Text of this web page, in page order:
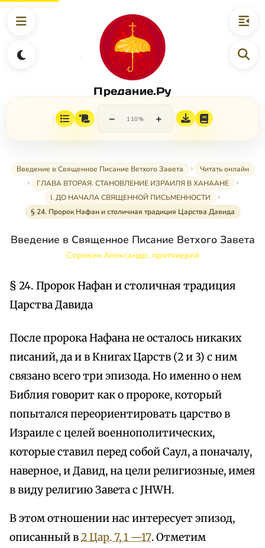
Предание.Ру
− 110% +
Введение в Священное Писание Ветхого Завета
Читать онлайн
ГЛАВА ВТОРАЯ. СТАНОВЛЕНИЕ ИЗРАИЛЯ В ХАНААНЕ
I. ДО НАЧАЛА СВЯЩЕННОЙ ПИСЬМЕННОСТИ
§ 24. Пророк Нафан и столичная традиция Царства Давида
Введение в Священное Писание Ветхого Завета
Сорокин Александр, протоиерей
§ 24. Пророк Нафан и столичная традиция
Царства Давида
После пророка Нафана не осталось никаких
писаний, да и в Книгах Царств (2 и 3) с ним
связано всего три эпизода. Но именно о нем
Библия говорит как о пророке, который
попытался переориентировать царство в
Израиле с целей военнополитических,
которые ставил перед собой Саул, а поначалу,
наверное, и Давид, на цели религиозные, имея
в виду религию Завета с JHWH.
В этом отношении нас интересует эпизод,
описанный в2 Цар. 7, 1 —17. Отметим